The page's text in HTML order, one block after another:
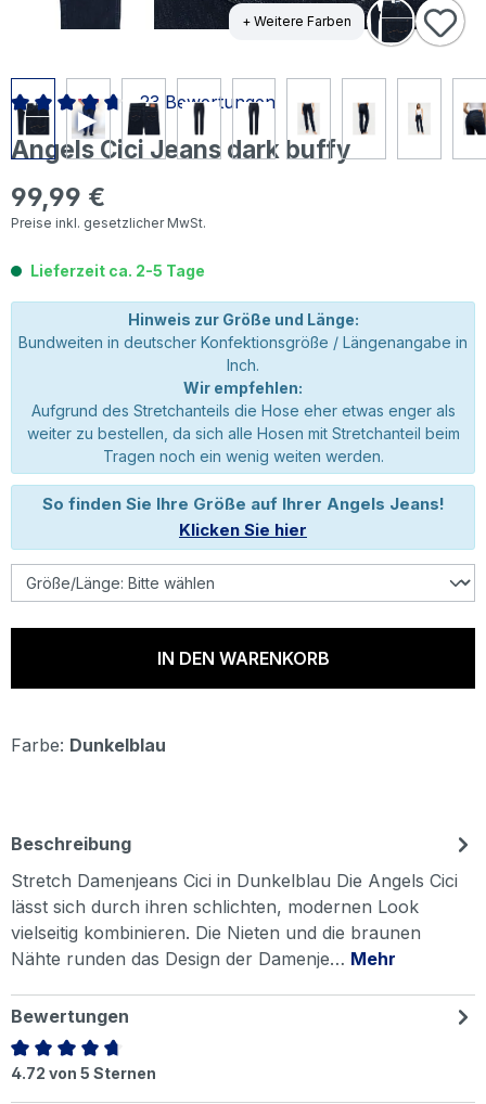
+ Weitere Farben
Angels Cici Jeans dark buffy
Regulärer Preis:
99,99 €
Preise inkl. gesetzlicher MwSt.
Durchschnittliche Bewertung von 4.72 von 5 Sternen
23 Bewertungen
Lieferzeit ca. 2-5 Tage
Hinweis zur Größe und Länge:
Bundweiten in deutscher Konfektionsgröße / Längenangabe in
Inch.
Wir empfehlen:
Aufgrund des Stretchanteils die Hose eher etwas enger als
weiter zu bestellen, da sich alle Hosen mit Stretchanteil beim
Tragen noch ein wenig weiten werden.
So finden Sie Ihre Größe auf Ihrer Angels Jeans!
Klicken Sie hier
IN DEN WARENKORB
Farbe: Dunkelblau
Beschreibung
Stretch Damenjeans Cici in Dunkelblau Die Angels Cici
lässt sich durch ihren schlichten, modernen Look
vielseitig kombinieren. Die Nieten und die braunen
Nähte runden das Design der Damenje… Mehr
Bewertungen
Durchschnittliche Bewertung von 4.72 von 5 Sternen
4.72 von 5 Sternen